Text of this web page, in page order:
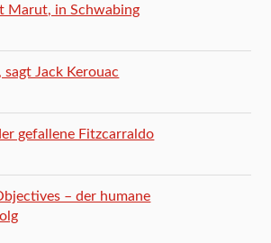
Marut, in Schwabing
Jack Kerouac
gefallene Fitzcarraldo
– der humane